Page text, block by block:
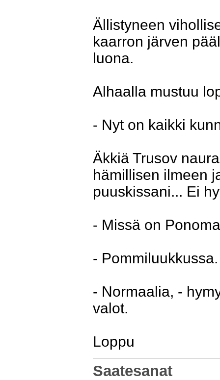
Ällistyneen
kaarron järven
luona.
Alhaalla mustuu
- Nyt on kaikki
Äkkiä Trusov
hämillisen ilmeen
puuskissani... Ei
- Missä on
- Pommiluukkussa.
- Normaalia, -
valot.
Loppu
Saatesanat